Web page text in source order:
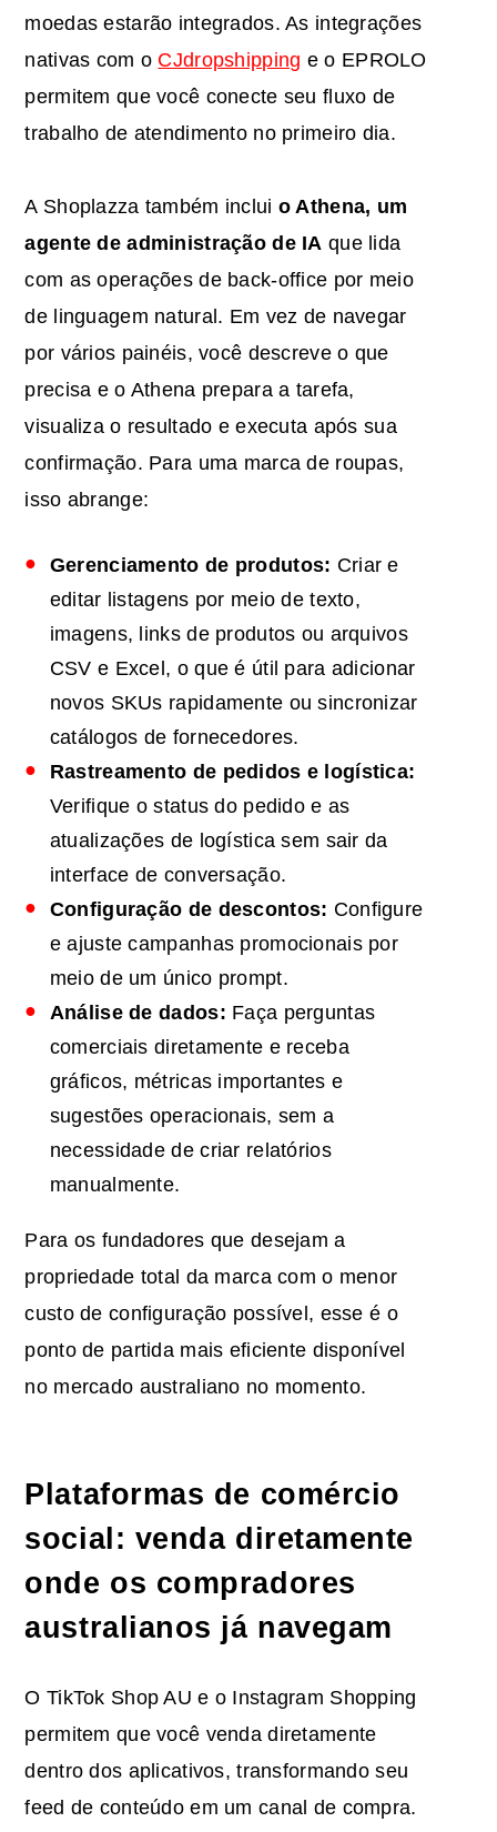
moedas estarão integrados. As integrações
nativas com o CJdropshipping e o EPROLO
permitem que você conecte seu fluxo de
trabalho de atendimento no primeiro dia.
A Shoplazza também inclui o Athena, um
agente de administração de IA que lida
com as operações de back-office por meio
de linguagem natural. Em vez de navegar
por vários painéis, você descreve o que
precisa e o Athena prepara a tarefa,
visualiza o resultado e executa após sua
confirmação. Para uma marca de roupas,
isso abrange:
Gerenciamento de produtos: Criar e
editar listagens por meio de texto,
imagens, links de produtos ou arquivos
CSV e Excel, o que é útil para adicionar
novos SKUs rapidamente ou sincronizar
catálogos de fornecedores.
Rastreamento de pedidos e logística:
Verifique o status do pedido e as
atualizações de logística sem sair da
interface de conversação.
Configuração de descontos: Configure
e ajuste campanhas promocionais por
meio de um único prompt.
Análise de dados: Faça perguntas
comerciais diretamente e receba
gráficos, métricas importantes e
sugestões operacionais, sem a
necessidade de criar relatórios
manualmente.
Para os fundadores que desejam a
propriedade total da marca com o menor
custo de configuração possível, esse é o
ponto de partida mais eficiente disponível
no mercado australiano no momento.
Plataformas de comércio
social: venda diretamente
onde os compradores
australianos já navegam
O TikTok Shop AU e o Instagram Shopping
permitem que você venda diretamente
dentro dos aplicativos, transformando seu
feed de conteúdo em um canal de compra.